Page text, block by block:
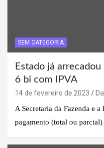
SEM CATEGORIA
Estado já
6 bi com IPVA
14 de fevereiro de 2023
A Secretaria da Fazenda e
pagamento (total ou